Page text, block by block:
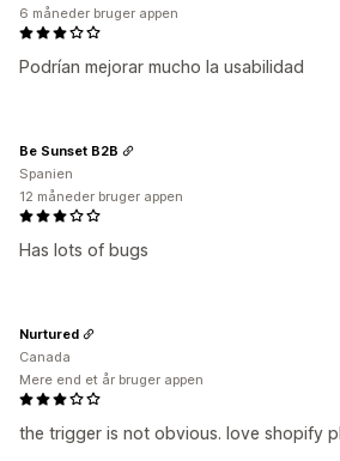
Podrían mejorar mucho la usabilidad
6 måneder bruger appen
Has lots of bugs
Be Sunset B2B
Spanien
12 måneder bruger appen
the trigger is not obvious. love shopify
Nurtured
Canada
Mere end et år bruger appen